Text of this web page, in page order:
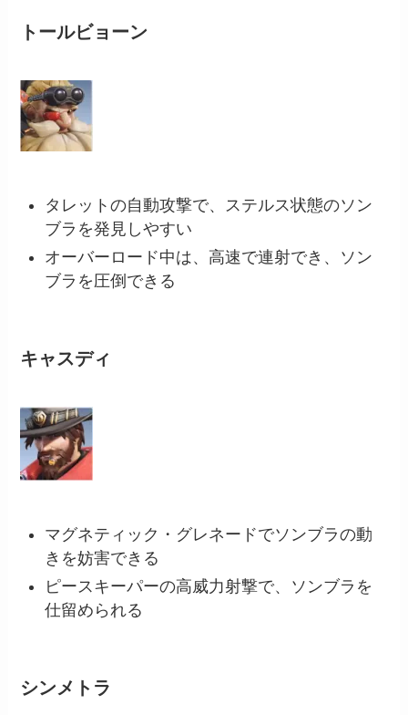
トールビョーン
タレットの自動攻撃で、ステルス状態のソン
ブラを発見しやすい
オーバーロード中は、高速で連射でき、ソン
ブラを圧倒できる
キャスディ
マグネティック・グレネードでソンブラの動
きを妨害できる
ピースキーパーの高威力射撃で、ソンブラを
仕留められる
シンメトラ